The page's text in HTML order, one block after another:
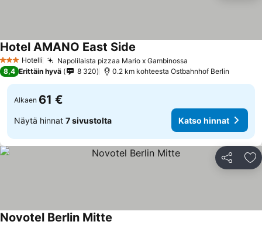
3 Tähtiluokitus
Hotelli Napolilaista pizzaa Mario x Gambinossa
Hotel AMANO East Side
8,4 Erittäin hyvä 8 320 0.2 km kohteesta Ostbahnhof Berlin
Alkaen 61 €
Näytä hinnat 7 sivustolta Katso hinnat
Jaa
Novotel Berlin Mitte